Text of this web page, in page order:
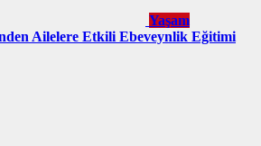
Yaşam
Ailelere Etkili Ebeveynlik Eğitimi